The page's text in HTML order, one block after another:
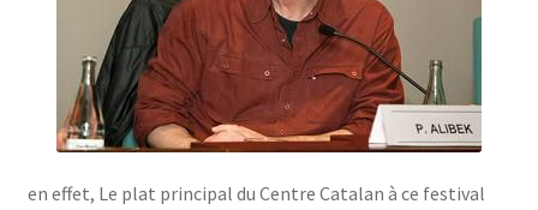
en effet, Le plat principal du Centre Catalan à ce festival